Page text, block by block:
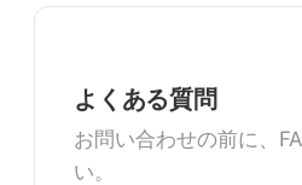
よくある質問
お問い合わせの前に、
い。